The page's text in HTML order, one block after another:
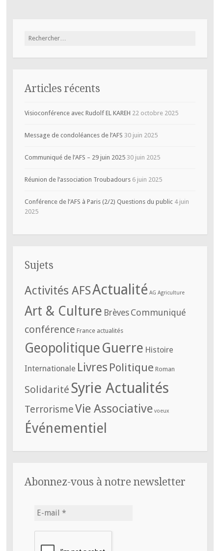
Rechercher :
Articles récents
Visioconférence avec Rudolf EL KAREH 22 octobre 2025
Message de condoléances de l’AFS 30 juin 2025
Communiqué de l’AFS – 29 juin 2025 30 juin 2025
Réunion de l’association Troubadours 6 juin 2025
Conférence de l’AFS à Paris (2/2) Questions du public 4 juin
2025
Sujets
Activités AFSActualité AG Agriculture
Art & Culture Brèves Communiqué
conférence France actualités
GeopolitiqueGuerre Histoire
Internationale Livres Politique Roman
Solidarité Syrie Actualités
TerrorismeVie Associative voeux
Événementiel
Abonnez-vous à notre newsletter